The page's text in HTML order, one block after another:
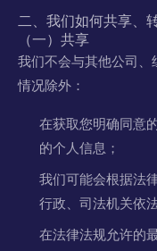
二、我们如何共享、
（一）共享
我们不会与其他公司、
情况除外：
在获取您明确同意
的个人信息；
我们可能会根据法
行政、司法机关依
在法律法规允许的